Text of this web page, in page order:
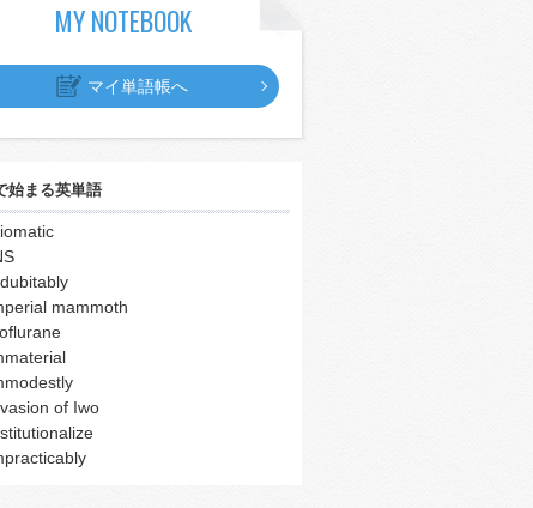
MY NOTEBOOK
マイ単語帳へ
始まる英単語
mammoth
of Iwo